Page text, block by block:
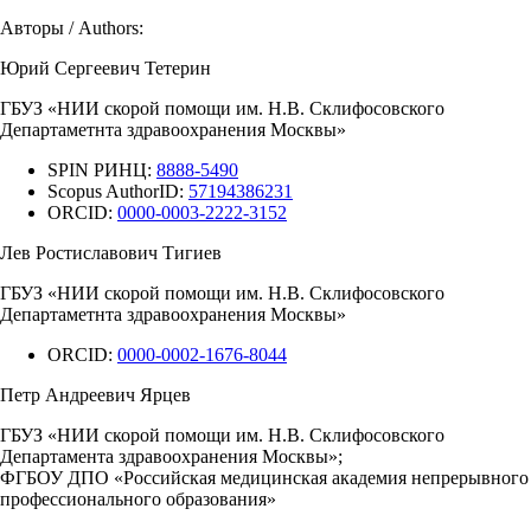
Авторы / Authors:
Юрий Сергеевич Тетерин
ГБУЗ «НИИ скорой помощи им. Н.В. Склифосовского
Департаметнта здравоохранения Москвы»
SPIN РИНЦ: 8888-5490
Scopus AuthorID: 57194386231
ORCID: 0000-0003-2222-3152
Лев Ростиславович Тигиев
ГБУЗ «НИИ скорой помощи им. Н.В. Склифосовского
Департаметнта здравоохранения Москвы»
ORCID: 0000-0002-1676-8044
Петр Андреевич Ярцев
ГБУЗ «НИИ скорой помощи им. Н.В. Склифосовского
Департамента здравоохранения Москвы»;
ФГБОУ ДПО «Российская медицинская академия непрерывного
профессионального образования»